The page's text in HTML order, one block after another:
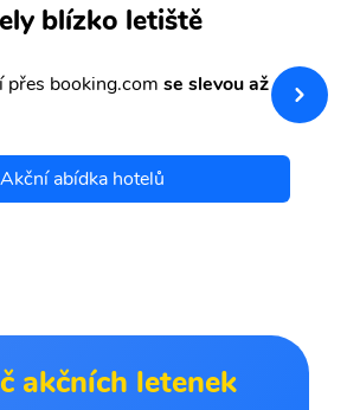
blízko letiště
přes booking.com se slevou až
Akční abídka hotelů
akčních letenek